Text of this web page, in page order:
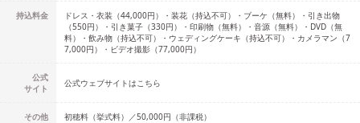
持込料金
ドレス・衣装（44,000円）・装花（持込不可）・ブーケ（無料）・引き出物
（550円）・引き菓子（330円）・印刷物（無料）・音源（無料）・DVD（無
料）・飲み物（持込不可）・ウェディングケーキ（持込不可）・カメラマン（7
7,000円）・ビデオ撮影（77,000円）
公式
サイト
公式ウェブサイトはこちら
その他 初穂料（挙式料）／50,000円（非課税）